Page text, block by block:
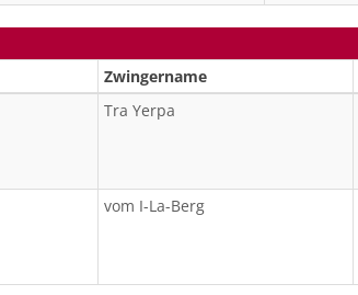
Zwingername
Tra Yerpa
vom I-La-Berg